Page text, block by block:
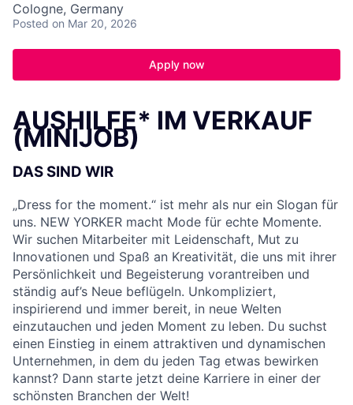
Cologne, Germany
Posted on Mar 20, 2026
Apply now
AUSHILFE* IM VERKAUF
(MINIJOB)
DAS SIND WIR
„Dress for the moment.“ ist mehr als nur ein Slogan für
uns. NEW YORKER macht Mode für echte Momente.
Wir suchen Mitarbeiter mit Leidenschaft, Mut zu
Innovationen und Spaß an Kreativität, die uns mit ihrer
Persönlichkeit und Begeisterung vorantreiben und
ständig auf’s Neue beflügeln. Unkompliziert,
inspirierend und immer bereit, in neue Welten
einzutauchen und jeden Moment zu leben. Du suchst
einen Einstieg in einem attraktiven und dynamischen
Unternehmen, in dem du jeden Tag etwas bewirken
kannst? Dann starte jetzt deine Karriere in einer der
schönsten Branchen der Welt!